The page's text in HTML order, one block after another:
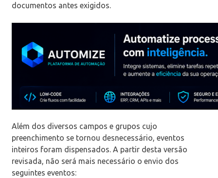
documentos antes exigidos.
Além dos diversos campos e grupos cujo
preenchimento se tornou desnecessário, eventos
inteiros foram dispensados. A partir desta versão
revisada, não será mais necessário o envio dos
seguintes eventos: